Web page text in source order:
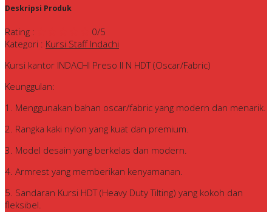
Deskripsi Produk
Rating : 0/5
Kategori : Kursi Staff Indachi
Kursi kantor INDACHI Preso II N HDT (Oscar/Fabric)
Keunggulan:
1. Menggunakan bahan oscar/fabric yang modern dan menarik.
2. Rangka kaki nylon yang kuat dan premium.
3. Model desain yang berkelas dan modern.
4. Armrest yang memberikan kenyamanan.
5. Sandaran Kursi HDT (Heavy Duty Tilting) yang kokoh dan
fleksibel.